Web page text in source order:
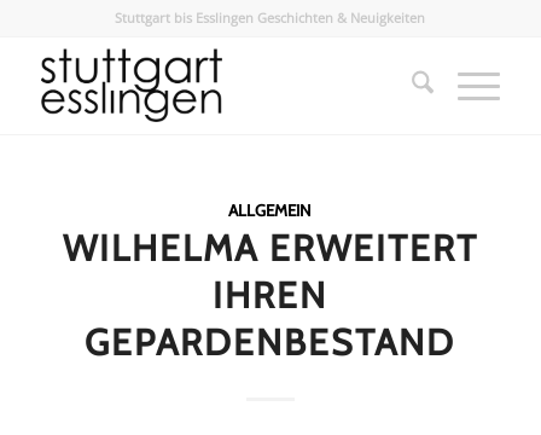
Stuttgart bis Esslingen Geschichten & Neuigkeiten
ALLGEMEIN
WILHELMA ERWEITERT
IHREN
GEPARDENBESTAND